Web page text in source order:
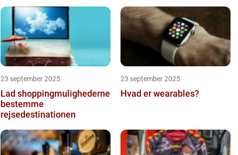
23 september 2025
Lad shoppingmulighederne
bestemme
rejsedestinationen
23 september 2025
Hvad er wearables?